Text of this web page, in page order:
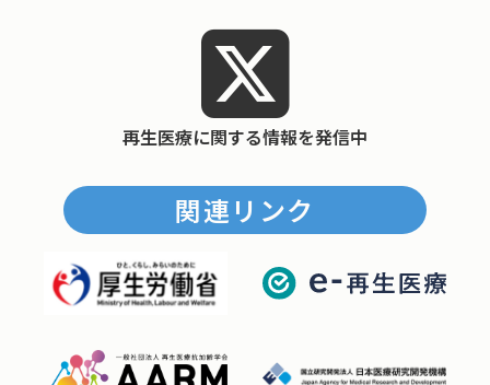
再生医療に関する情報を発信中
関連リンク